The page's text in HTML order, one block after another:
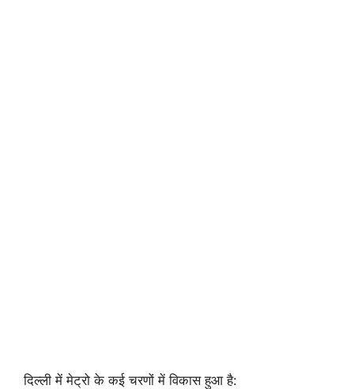
दिल्ली में मेट्रो के कई चरणों में विकास हुआ है: